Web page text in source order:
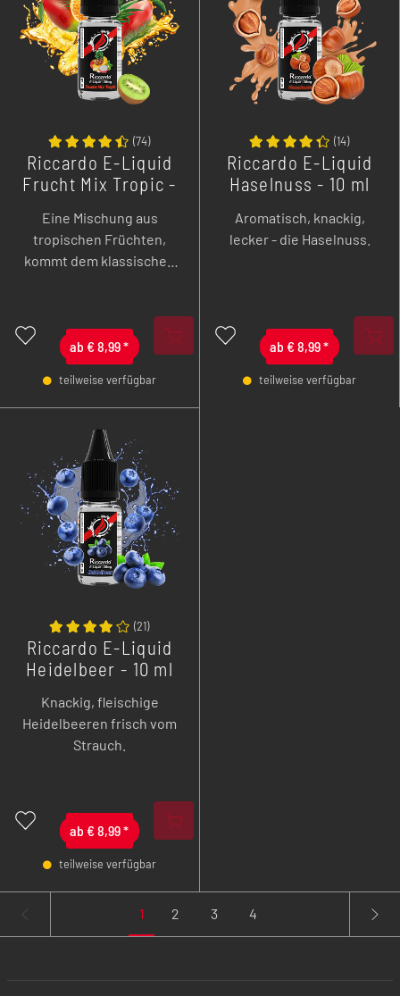
- +
ab € 8,99*
teilweise verfügbar
(74)
Riccardo E-Liquid
Frucht Mix Tropic -
Eine Mischung aus
tropischen Früchten,
kommt dem klassischen
ab € 8,99*
teilweise verfügbar
(14)
Riccardo E-Liquid
Haselnuss - 10 ml
Aromatisch, knackig,
lecker - die Haselnuss.
- +
ab € 8,99*
teilweise verfügbar
(21)
Riccardo E-Liquid
Heidelbeer - 10 ml
Knackig, fleischige
Heidelbeeren frisch vom
Strauch.
1 2 3 4